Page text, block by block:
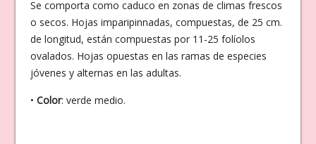
Se comporta como caduco en zonas de climas frescos
o secos. Hojas imparipinnadas, compuestas, de 25 cm.
de longitud, están compuestas por 11-25 folíolos
ovalados. Hojas opuestas en las ramas de especies
jóvenes y alternas en las adultas.
• Color: verde medio.